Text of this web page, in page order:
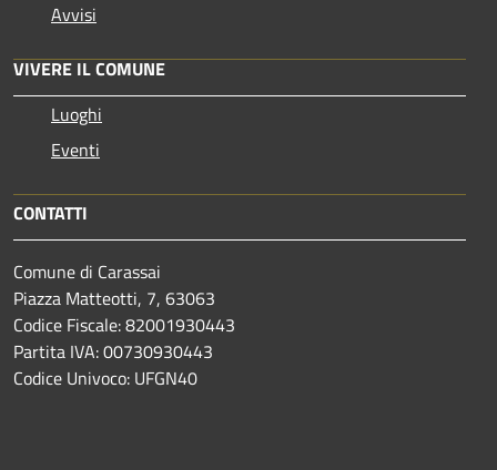
Avvisi
VIVERE IL COMUNE
Luoghi
Eventi
CONTATTI
Comune di Carassai
Piazza Matteotti, 7, 63063
Codice Fiscale: 82001930443
Partita IVA: 00730930443
Codice Univoco: UFGN40